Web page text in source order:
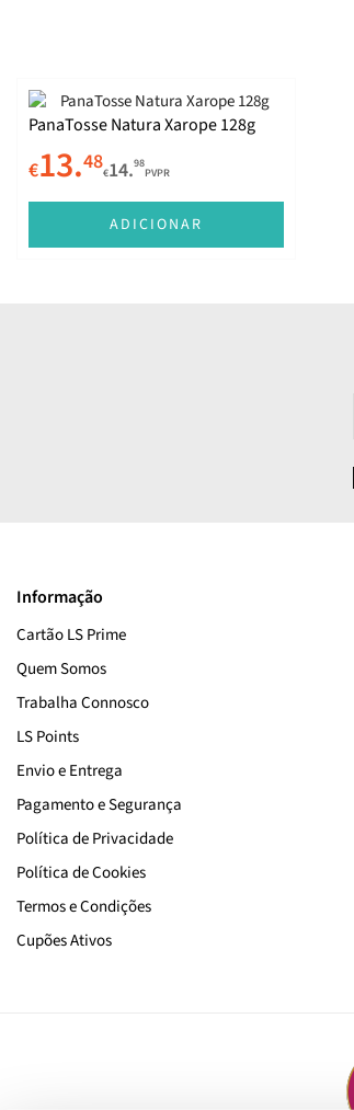
PanaTosse Natura Xarope 128g
€13.48€14.98
PVPR
ADICIONAR
Informação
Cartão LS Prime
Quem Somos
Trabalha Connosco
LS Points
Envio e Entrega
Pagamento e Segurança
Política de Privacidade
Política de Cookies
Termos e Condições
Cupões Ativos